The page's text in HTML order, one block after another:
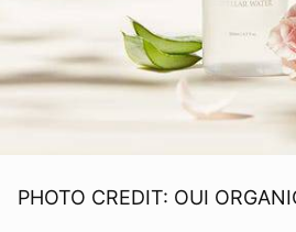
PHOTO CREDIT: OUI